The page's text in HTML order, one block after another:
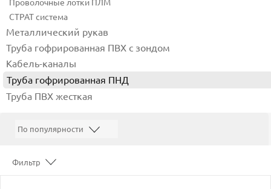
Проволочные лотки ПЛМ
СТРАТ система
Металлический рукав
Труба гофрированная ПВХ с зондом
Кабель-каналы
Труба гофрированная ПНД
Труба ПВХ жесткая
Фильтр